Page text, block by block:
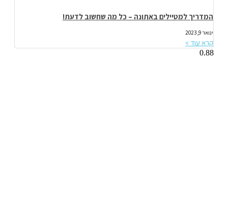
המדריך למטיילים באתונה – כל מה שחשוב לדעת!
ינואר 9, 2023
קרא עוד »